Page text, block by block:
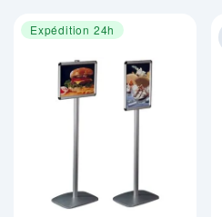
Expédition 24h